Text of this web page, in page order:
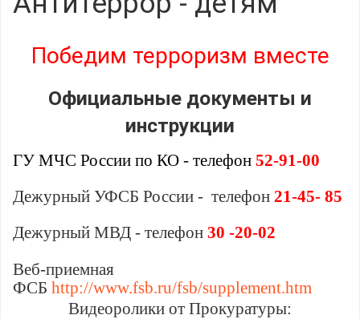
Победим терроризм вместе
Официальные документы и
инструкции
ГУ МЧС России по КО - телефон 52-91-00
Дежурный УФСБ России - телефон 21-45- 85
Дежурный МВД - телефон 30 -20-02
Веб-приемная
ФСБ http://www.fsb.ru/fsb/supplement.htm
Видеоролики от Прокуратуры: